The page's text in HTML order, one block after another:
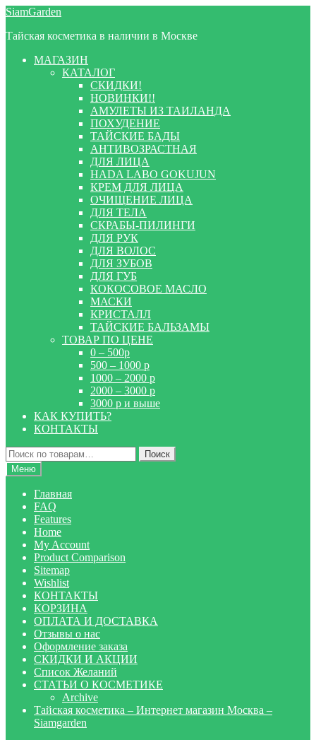
Перейти
навигации
Перейти
содержимому
SiamGarden
Тайская косметика в наличии в Москве
МАГАЗИН
КАТАЛОГ
СКИДКИ!
НОВИНКИ!!
АМУЛЕТЫ ИЗ ТАИЛАНДА
ПОХУДЕНИЕ
ТАЙСКИЕ БАДЫ
АНТИВОЗРАСТНАЯ
ДЛЯ ЛИЦА
HADA LABO GOKUJUN
КРЕМ ДЛЯ ЛИЦА
ОЧИЩЕНИЕ ЛИЦА
ДЛЯ ТЕЛА
СКРАБЫ-ПИЛИНГИ
ДЛЯ РУК
ДЛЯ ВОЛОС
ДЛЯ ЗУБОВ
ДЛЯ ГУБ
КОКОСОВОЕ МАСЛО
МАСКИ
КРИСТАЛЛ
ТАЙСКИЕ БАЛЬЗАМЫ
ТОВАР ПО ЦЕНЕ
0 – 500р
500 – 1000 р
1000 – 2000 р
2000 – 3000 р
3000 р и выше
КАК КУПИТЬ?
КОНТАКТЫ
Искать:
Поиск
Меню
Главная
FAQ
Features
Home
My Account
Product Comparison
Sitemap
Wishlist
КОНТАКТЫ
КОРЗИНА
ОПЛАТА И ДОСТАВКА
Отзывы о нас
Оформление заказа
СКИДКИ И АКЦИИ
Список Желаний
СТАТЬИ О КОСМЕТИКЕ
Archive
Тайская косметика – Интернет магазин Москва –
Siamgarden